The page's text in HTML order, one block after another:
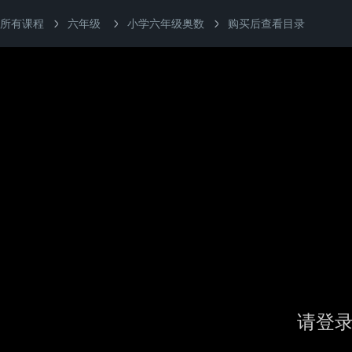
所有课程 六年级 小学六年级奥数 购买后查看目录
请登